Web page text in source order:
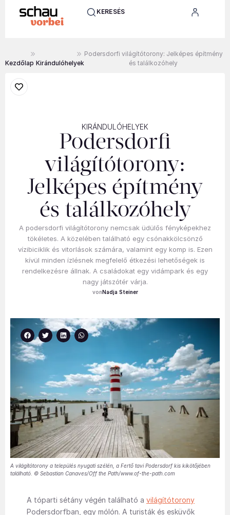
KERESÉS
Kezdőlap Kirándulóhelyek
Podersdorfi világítótorony: Jelképes építmény
és találkozóhely
KIRÁNDULÓHELYEK
Podersdorfi
világítótorony:
Jelképes építmény
és találkozóhely
A podersdorfi világítótorony nemcsak üdülős fényképekhez
tökéletes. A közelében található egy csónakkölcsönző
vízibiciklik és vitorlások számára, valamint egy komp is. Ezen
kívül minden ízlésnek megfelelő étkezési lehetőségek is
rendelkezésre állnak. A családokat egy vidámpark és egy
nagy játszótér várja.
Nadja Steiner
A világítótorony a település nyugati szélén, a Fertő tavi Podersdorf kis kikötőjében
található. © Sebastian Canaves/Off the Path/www.of-the-path.com
A tóparti sétány végén található a világítótorony
Podersdorfban, egy mólón. A turisták és esküvők